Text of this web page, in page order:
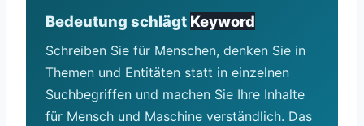
Bedeutung schlägt Keyword
Schreiben Sie für Menschen, denken Sie in
Themen und Entitäten statt in einzelnen
Suchbegriffen und machen Sie Ihre Inhalte
für Mensch und Maschine verständlich. Das